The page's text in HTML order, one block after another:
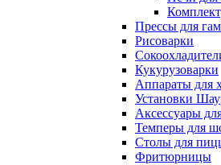
Прессы для
Рисоварки
Кукурузоварки
Аппараты для
Установки
Аксессуары
Темперы для
Столы для
Фритюрницы